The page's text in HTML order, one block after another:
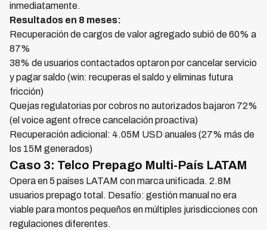
inmediatamente.
Resultados en 8 meses:
Recuperación de cargos de valor agregado subió de 60% a
87%
38% de usuarios contactados optaron por cancelar servicio
y pagar saldo (win: recuperas el saldo y eliminas futura
fricción)
Quejas regulatorias por cobros no autorizados bajaron 72%
(el voice agent ofrece cancelación proactiva)
Recuperación adicional: 4.05M USD anuales (27% más de
los 15M generados)
Caso 3: Telco Prepago Multi-País LATAM
Opera en 5 países LATAM con marca unificada. 2.8M
usuarios prepago total. Desafío: gestión manual no era
viable para montos pequeños en múltiples jurisdicciones con
regulaciones diferentes.